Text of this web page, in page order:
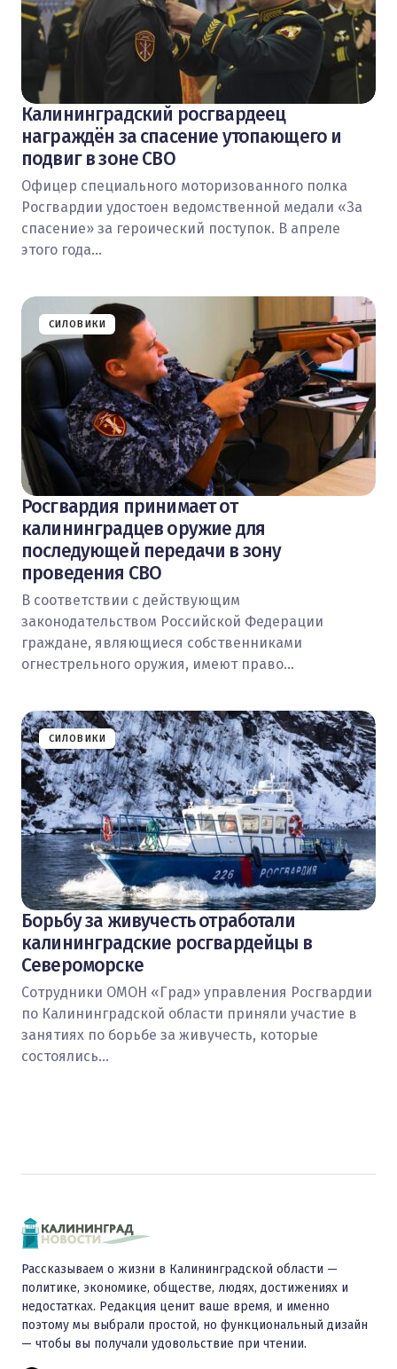
Калининградский росгвардеец
награждён за спасение утопающего и
подвиг в зоне СВО
Офицер специального моторизованного полка
Росгвардии удостоен ведомственной медали «За
спасение» за героический поступок. В апреле
этого года…
СИЛОВИКИ
Росгвардия принимает от
калининградцев оружие для
последующей передачи в зону
проведения СВО
В соответствии с действующим
законодательством Российской Федерации
граждане, являющиеся собственниками
огнестрельного оружия, имеют право…
СИЛОВИКИ
Борьбу за живучесть отработали
калининградские росгвардейцы в
Североморске
Сотрудники ОМОН «Град» управления Росгвардии
по Калининградской области приняли участие в
занятиях по борьбе за живучесть, которые
состоялись…
Рассказываем о жизни в Калининградской области —
политике, экономике, обществе, людях, достижениях и
недостатках. Редакция ценит ваше время, и именно
поэтому мы выбрали простой, но функциональный дизайн
— чтобы вы получали удовольствие при чтении.